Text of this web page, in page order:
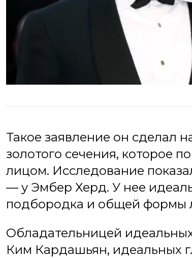
Такое заявление он сделал
золотого сечения, которое
лицом. Исследование
— у Эмбер Херд. У нее
подбородка и общей формы
Обладательницей
Ким Кардашьян, идеальных